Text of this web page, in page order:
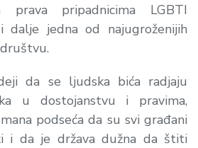
prava pripadnicima LGBTI
dalje jedna od najugroženijih
da se ljudska bića radjaju
u dostojanstvu i pravima,
podseća da su svi građani
i da je država dužna da štiti